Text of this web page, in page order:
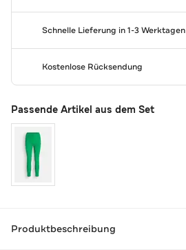
Schnelle Lieferung in 1-3 Werktagen
Kostenlose Rücksendung
Passende Artikel aus dem Set
Produktbeschreibung